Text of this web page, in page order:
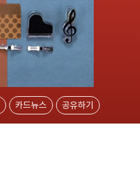
카드뉴스 공유하기